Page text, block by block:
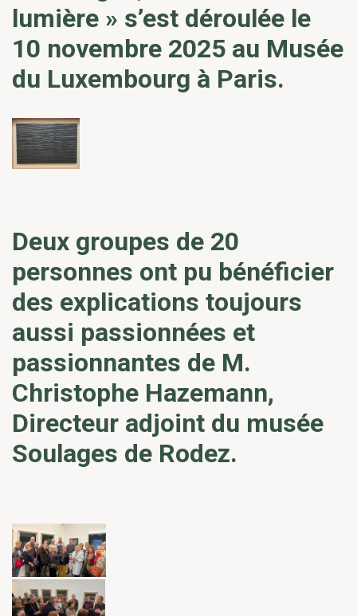
lumière » s’est déroulée le
10 novembre 2025 au Musée
du Luxembourg à Paris.
Deux groupes de 20
personnes ont pu bénéficier
des explications toujours
aussi passionnées et
passionnantes de M.
Christophe Hazemann,
Directeur adjoint du musée
Soulages de Rodez.